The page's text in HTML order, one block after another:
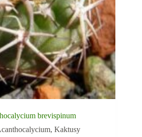
brevispinum
,Kaktusy